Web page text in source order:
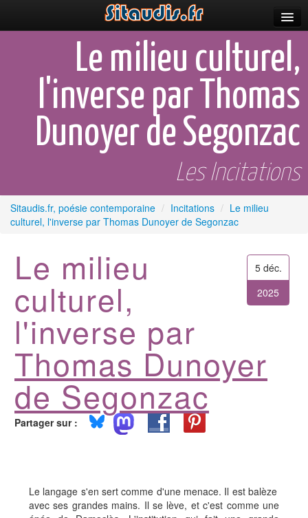
Poèmes et fictions
Apparitions
Prescriptions
Le milieu culturel,
l'inverse par Thomas
Dunoyer de Segonzac
Les Incitations
Sitaudis.fr, poésie contemporaine / Incitations / Le milieu
culturel, l'inverse par Thomas Dunoyer de Segonzac
5 déc.
2025
Le milieu
culturel,
l'inverse par
Thomas Dunoyer
de Segonzac
Partager sur :
Le langage s'en sert comme d'une menace. Il est balèze
avec ses grandes mains. Il se lève, et c'est comme une